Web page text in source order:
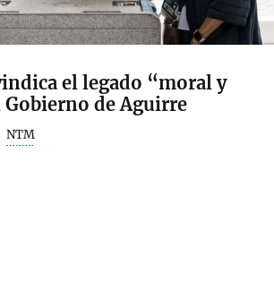
el legado “moral y
de Aguirre
NTM